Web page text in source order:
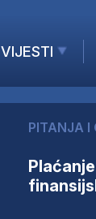
VIJESTI
AKTUELNO
KOMPANIJE
FINANSIJE
IZ STRANIH
PITANJA I